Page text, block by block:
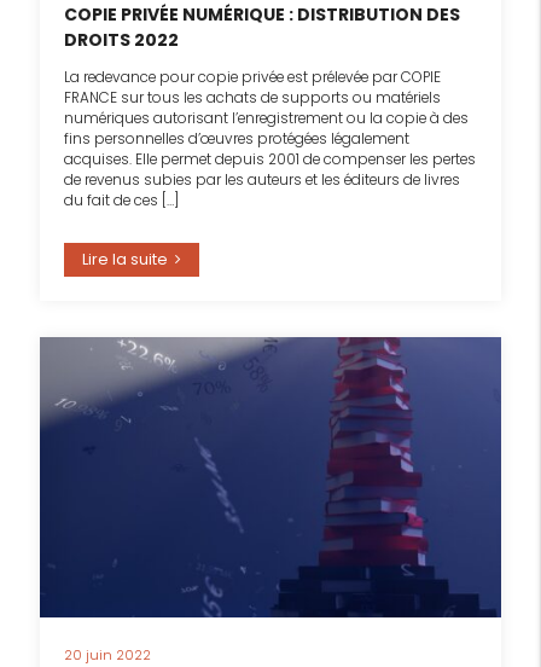
COPIE PRIVÉE NUMÉRIQUE : DISTRIBUTION DES
DROITS 2022
La redevance pour copie privée est prélevée par COPIE
FRANCE sur tous les achats de supports ou matériels
numériques autorisant l’enregistrement ou la copie à des
fins personnelles d’œuvres protégées légalement
acquises. Elle permet depuis 2001 de compenser les pertes
de revenus subies par les auteurs et les éditeurs de livres
du fait de ces […]
Lire la suite
20 juin 2022